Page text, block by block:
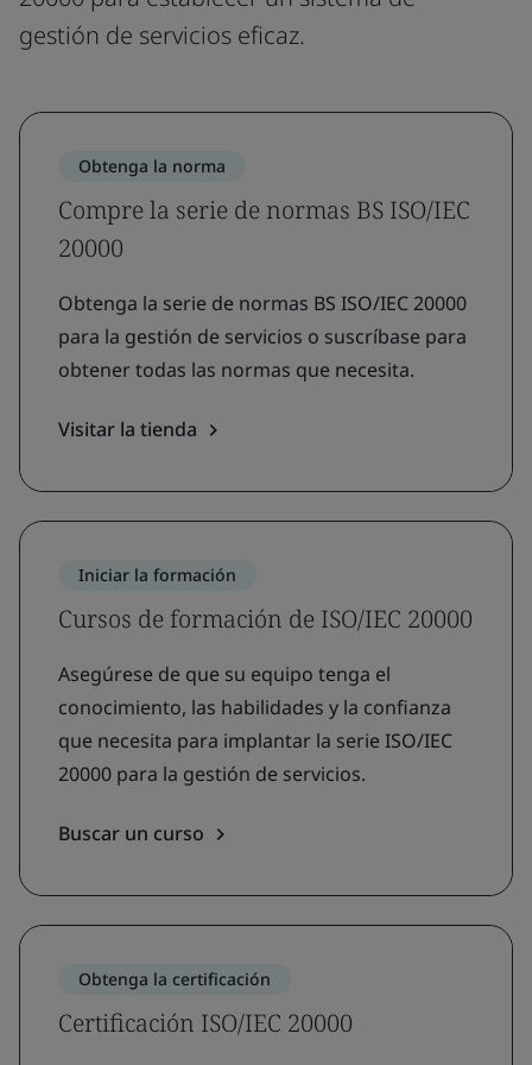
gestión de servicios eficaz.
Obtenga la norma
Compre la serie de normas BS ISO/IEC
20000
Obtenga la serie de normas BS ISO/IEC 20000
para la gestión de servicios o suscríbase para
obtener todas las normas que necesita.
Visitar la tienda
Iniciar la formación
Cursos de formación de ISO/IEC 20000
Asegúrese de que su equipo tenga el
conocimiento, las habilidades y la confianza
que necesita para implantar la serie ISO/IEC
20000 para la gestión de servicios.
Buscar un curso
Obtenga la certificación
Certificación ISO/IEC 20000